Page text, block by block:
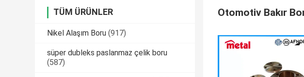
TÜM ÜRÜNLER
Nikel Alaşım Boru (917)
süper dubleks paslanmaz çelik boru
(587)
Otomotiv Bakır